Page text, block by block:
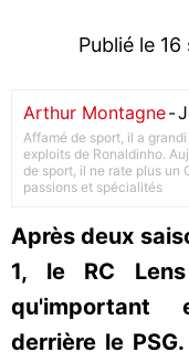
Publié le
Arthur Montagne-
Affamé de sport, il a
exploits de Ronaldinho.
de sport, il ne rate plus un
passions et spécialités
Après deux
1, le RC
qu'important
derrière le